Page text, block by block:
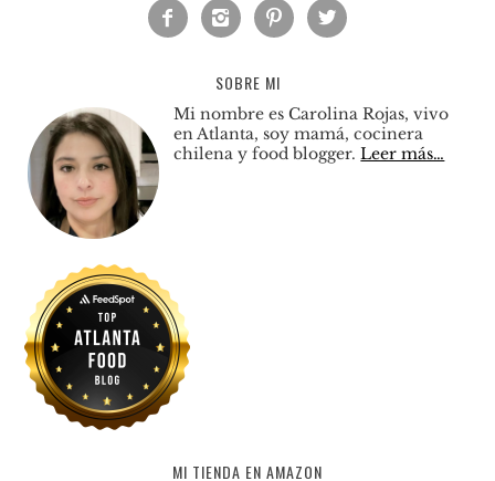
   
SOBRE MI
Mi nombre es Carolina Rojas, vivo
en Atlanta, soy mamá, cocinera
chilena y food blogger.Leer más…
MI TIENDA EN AMAZON